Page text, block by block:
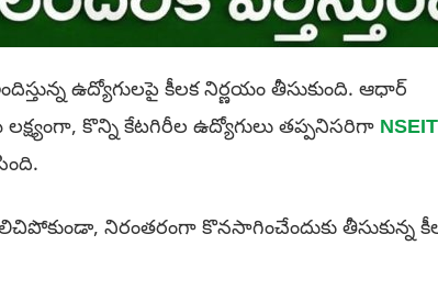
ఉద్యోగులపై కీలక నిర్ణయం తీసుకుంది. ఆధార్
కొన్ని కేటగిరీల ఉద్యోగులు తప్పనిసరిగా NSEIT
నిరంతరంగా కొనసాగించేందుకు తీసుకున్న